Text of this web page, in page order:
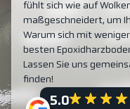
fühlt sich wie auf
maßgeschneidert, um
Warum sich mit
besten
Lassen Sie uns
finden!
5.0